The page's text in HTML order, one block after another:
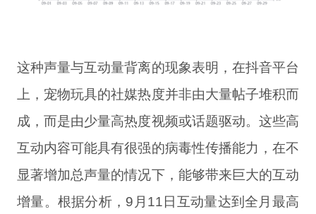
这种声量与互动量背离的现象表明，在抖音平台
上，宠物玩具的社媒热度并非由大量帖子堆积而
成，而是由少量高热度视频或话题驱动。这些高
互动内容可能具有很强的病毒性传播能力，在不
显著增加总声量的情况下，能够带来巨大的互动
增量。根据分析，9月11日互动量达到全月最高